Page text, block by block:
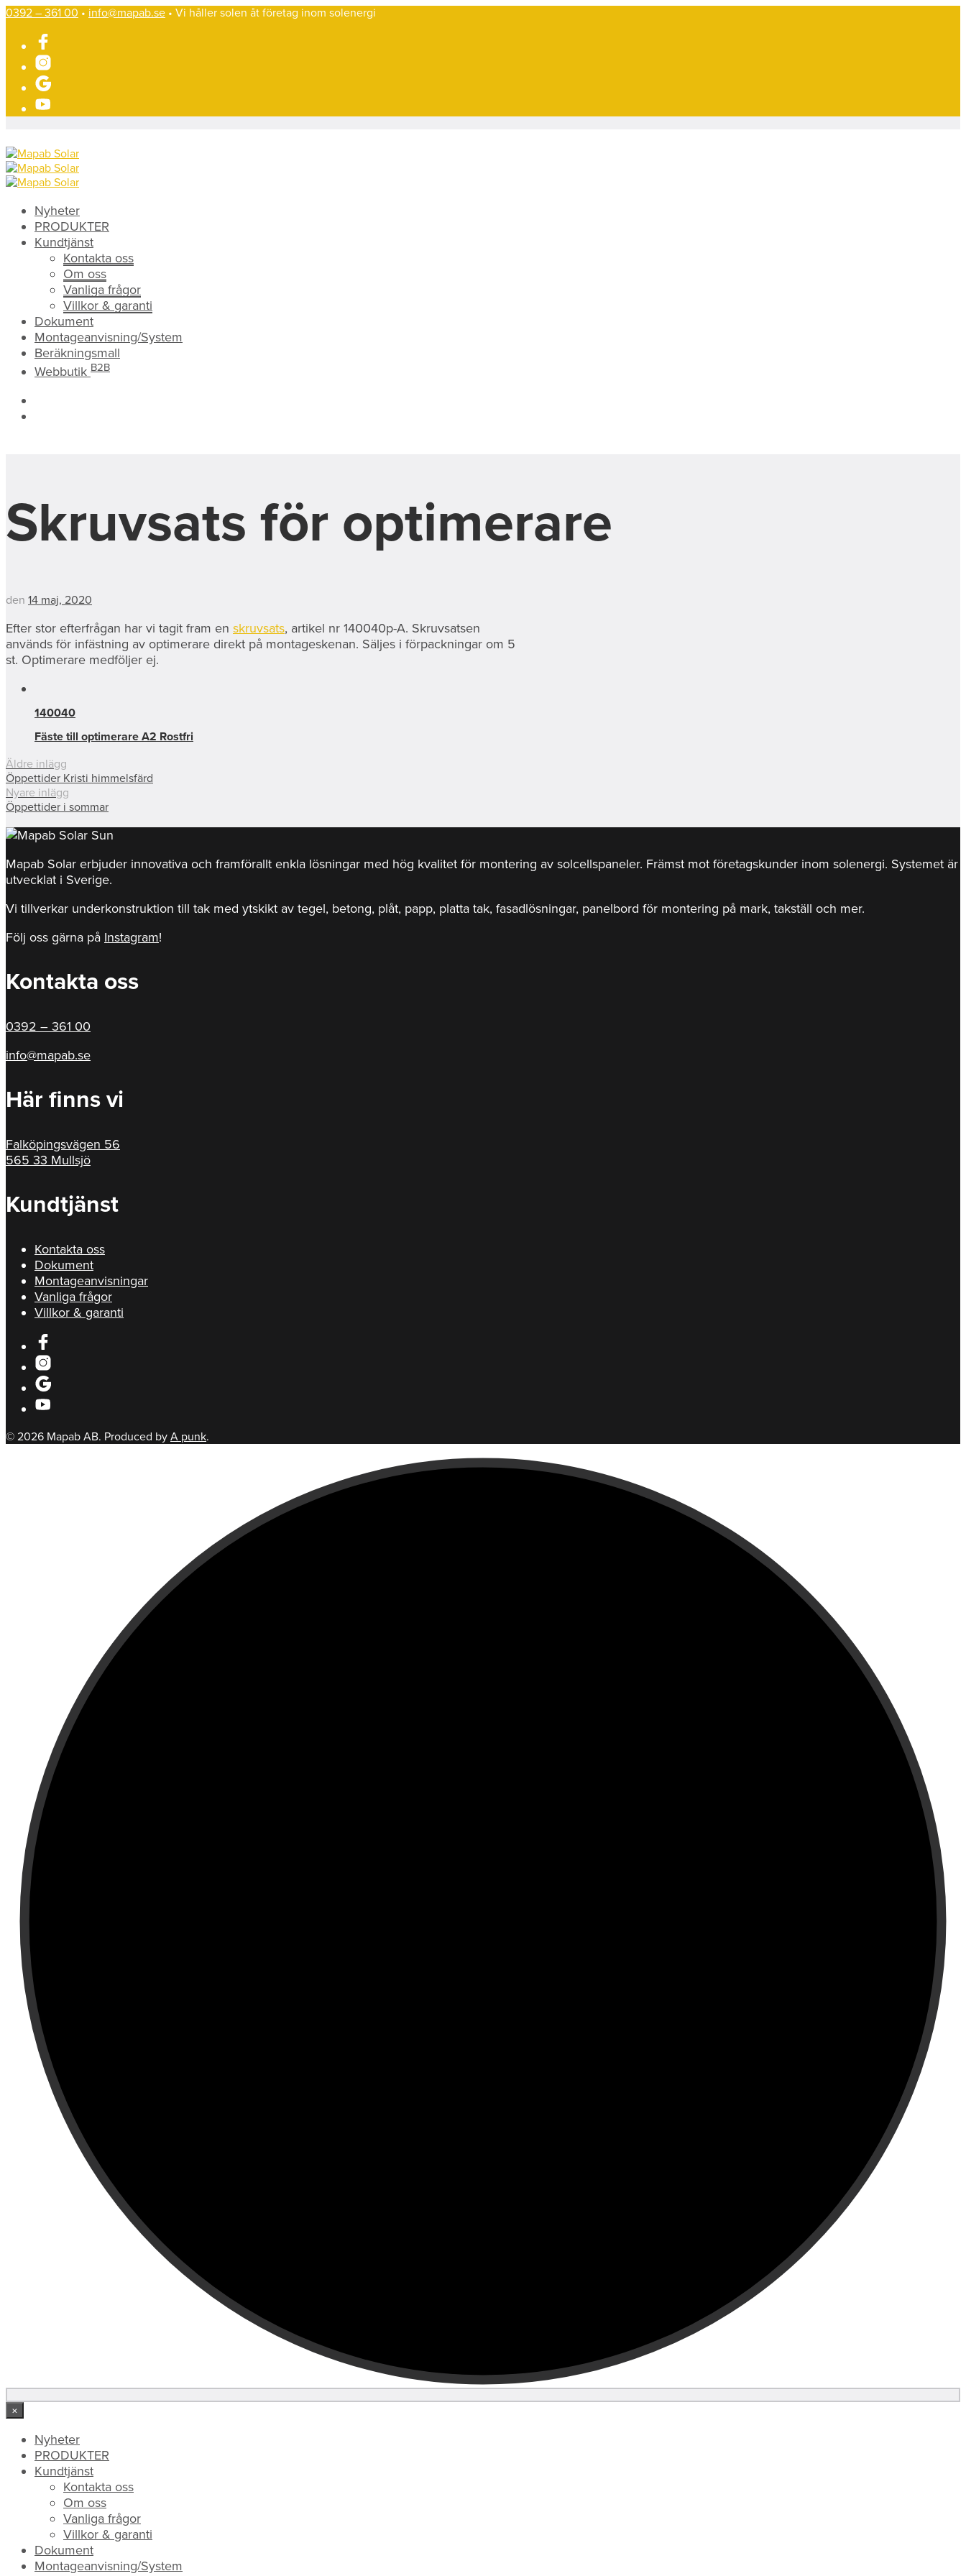
0392 – 361 00 • info@mapab.se • Vi håller solen åt företag inom solenergi
Nyheter
PRODUKTER
Kundtjänst
Kontakta oss
Om oss
Vanliga frågor
Villkor & garanti
Dokument
Montageanvisning/System
Beräkningsmall
Webbutik B2B
Skruvsats för optimerare
den 14 maj, 2020
Efter stor efterfrågan har vi tagit fram en skruvsats, artikel nr 140040p-A. Skruvsatsen
används för infästning av optimerare direkt på montageskenan. Säljes i förpackningar om 5
st. Optimerare medföljer ej.
140040
Fäste till optimerare A2 Rostfri
Äldre inlägg
Öppettider Kristi himmelsfärd
Nyare inlägg
Öppettider i sommar
Mapab Solar erbjuder innovativa och framförallt enkla lösningar med hög kvalitet för montering av solcellspaneler. Främst mot företagskunder inom solenergi. Systemet är
utvecklat i Sverige.
Vi tillverkar underkonstruktion till tak med ytskikt av tegel, betong, plåt, papp, platta tak, fasadlösningar, panelbord för montering på mark, takställ och mer.
Följ oss gärna på Instagram!
Kontakta oss
0392 – 361 00
info@mapab.se
Här finns vi
Falköpingsvägen 56
565 33 Mullsjö
Kundtjänst
Kontakta oss
Dokument
Montageanvisningar
Vanliga frågor
Villkor & garanti
© 2026 Mapab AB. Produced by A punk.
×
Nyheter
PRODUKTER
Kundtjänst
Kontakta oss
Om oss
Vanliga frågor
Villkor & garanti
Dokument
Montageanvisning/System